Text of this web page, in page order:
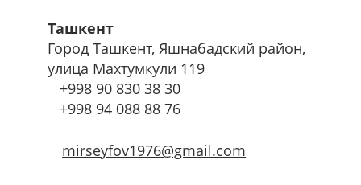
Ташкент
Город Ташкент, Яшнабадский район,
улица Махтумкули 119
+998 90 830 38 30
+998 94 088 88 76
mirseyfov1976@gmail.com